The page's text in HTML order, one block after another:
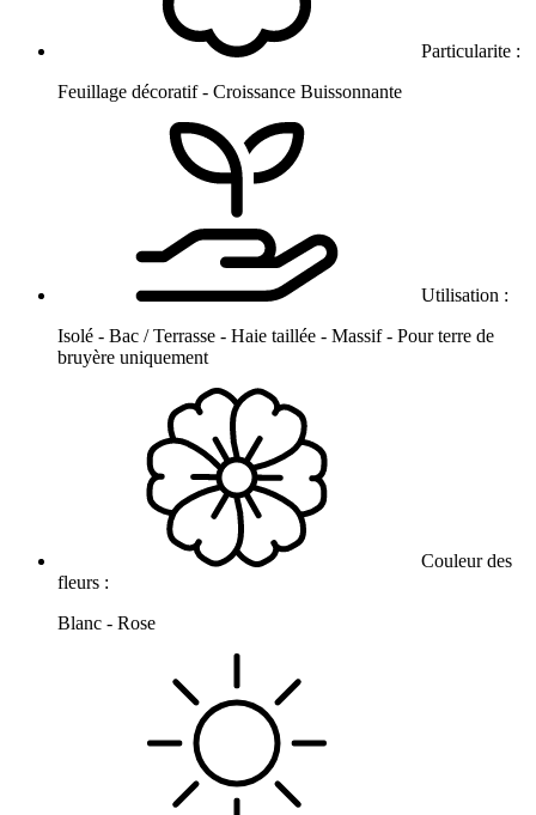
Particularite :
Feuillage décoratif - Croissance Buissonnante
Utilisation :
Isolé - Bac / Terrasse - Haie taillée - Massif - Pour terre de
bruyère uniquement
Couleur des
fleurs :
Blanc - Rose